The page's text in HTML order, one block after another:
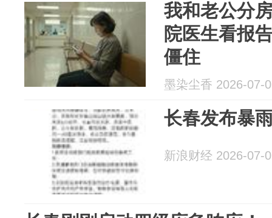
我和老公分
院医生看报
僵住
墨染尘香 2026-07-
长春发布暴
新浪财经 2026-07-